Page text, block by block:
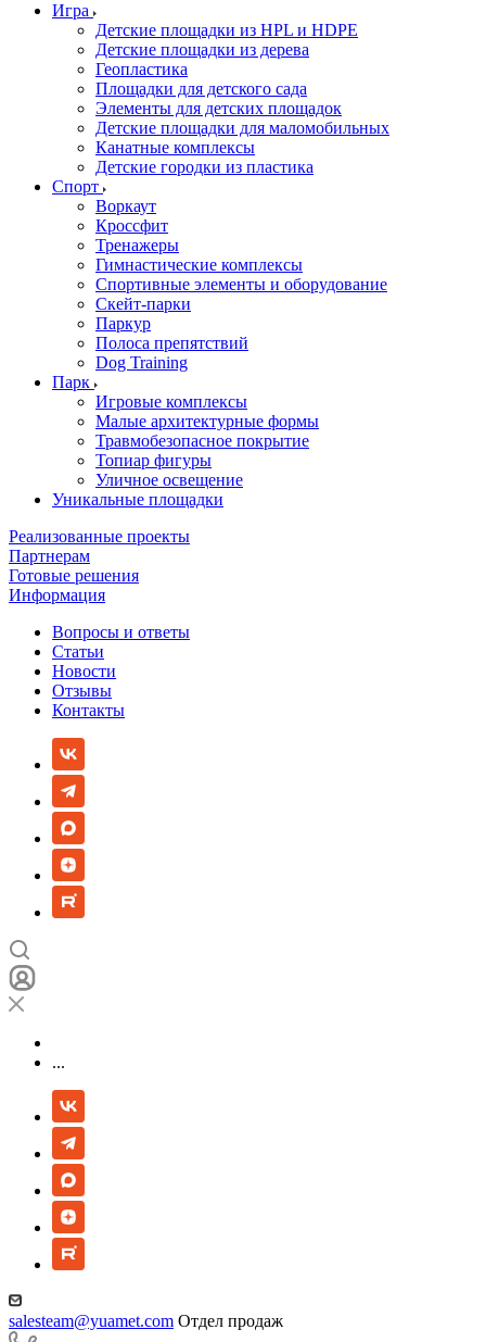
Игра
Детские площадки из HPL и HDPE
Детские площадки из дерева
Геопластика
Площадки для детского сада
Элементы для детских площадок
Детские площадки для маломобильных
Канатные комплексы
Детские городки из пластика
Спорт
Воркаут
Кроссфит
Тренажеры
Гимнастические комплексы
Спортивные элементы и оборудование
Скейт-парки
Паркур
Полоса препятствий
Dog Training
Парк
Игровые комплексы
Малые архитектурные формы
Травмобезопасное покрытие
Топиар фигуры
Уличное освещение
Уникальные площадки
Реализованные проекты
Партнерам
Готовые решения
Информация
Вопросы и ответы
Статьи
Новости
Отзывы
Контакты
...
salesteam@yuamet.com Отдел продаж